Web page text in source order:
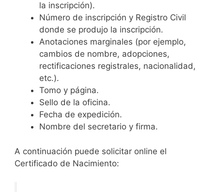
la inscripción).
Número de inscripción y Registro Civil
donde se produjo la inscripción.
Anotaciones marginales (por ejemplo,
cambios de nombre, adopciones,
rectificaciones registrales, nacionalidad,
etc.).
Tomo y página.
Sello de la oficina.
Fecha de expedición.
Nombre del secretario y firma.
A continuación puede solicitar online el
Certificado de Nacimiento: